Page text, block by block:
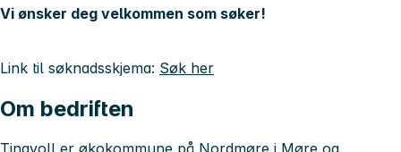
Vi ønsker deg velkommen som søker!
Link til søknadsskjema: Søk her
Om bedriften